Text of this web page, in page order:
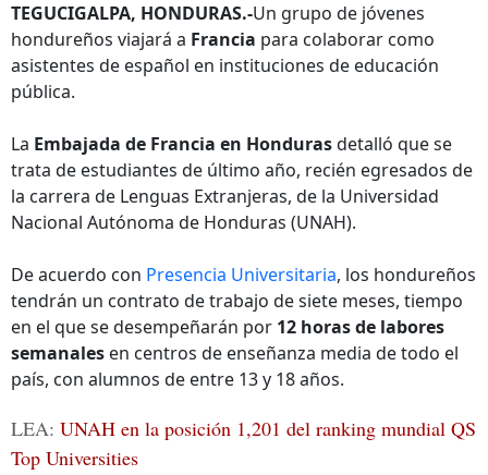
TEGUCIGALPA, HONDURAS.-Un grupo de jóvenes
hondureños viajará a Francia para colaborar como
asistentes de español en instituciones de educación
pública.
La Embajada de Francia en Hondurasdetalló que se
trata de estudiantes de último año, recién egresados de
la carrera de Lenguas Extranjeras, de la Universidad
Nacional Autónoma de Honduras (UNAH).
De acuerdo con Presencia Universitaria, los hondureños
tendrán un contrato de trabajo de siete meses, tiempo
en el que se desempeñarán por 12 horas de labores
semanales en centros de enseñanza media de todo el
país, con alumnos de entre 13 y 18 años.
LEA: UNAH en la posición 1,201 del ranking mundial QS
Top Universities